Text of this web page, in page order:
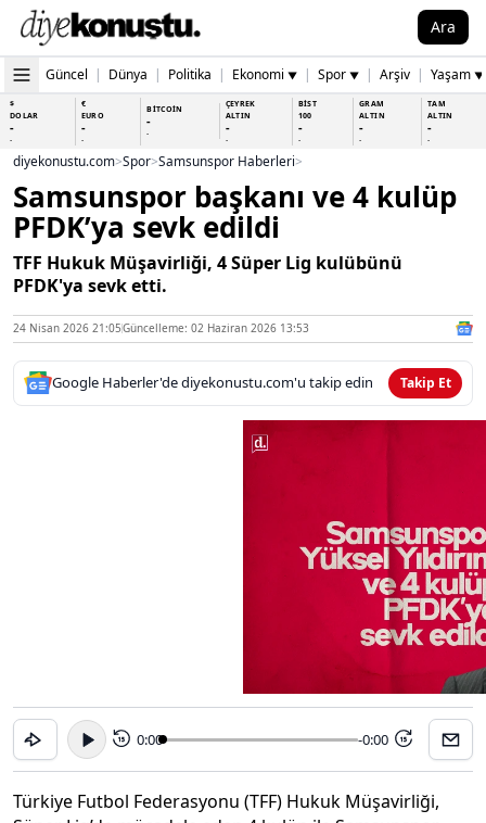
Ara
Güncel | Dünya | Politika | Ekonomi ▼ | Spor ▼ | Arşiv | Yaşam ▼
$
DOLAR
-
-
€
EURO
-
-
BİTCOİN
-
-
ÇEYREK
ALTIN
-
-
BİST
100
-
-
GRAM
ALTIN
-
-
TAM
ALTIN
-
-
diyekonustu.com>Spor>Samsunspor Haberleri>
Samsunspor başkanı ve 4 kulüp
PFDK’ya sevk edildi
TFF Hukuk Müşavirliği, 4 Süper Lig kulübünü
PFDK'ya sevk etti.
24 Nisan 2026 21:05Güncelleme: 02 Haziran 2026 13:53
Google Haberler'de diyekonustu.com'u takip edin Takip Et
15 0:00 -0:00 15
Türkiye Futbol Federasyonu (TFF) Hukuk Müşavirliği,